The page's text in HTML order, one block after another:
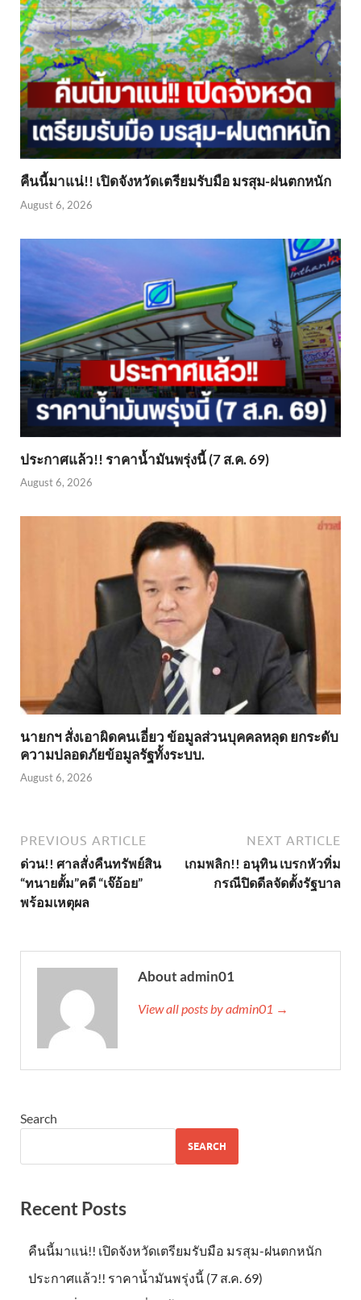
คืนนี้มาแน่!! เปิดจังหวัดเตรียมรับมือ มรสุม-ฝนตกหนัก
August 6, 2026
ประกาศแล้ว!! ราคาน้ำมันพรุ่งนี้ (7 ส.ค. 69)
August 6, 2026
นายกฯ สั่งเอาผิดคนเอี่ยว ข้อมูลส่วนบุคคลหลุด ยกระดับ
ความปลอดภัยข้อมูลรัฐทั้งระบบ.
August 6, 2026
PREVIOUS ARTICLE
ด่วน!! ศาลสั่งคืนทรัพย์สิน
“ทนายตั้ม”คดี “เจ๊อ้อย”
พร้อมเหตุผล
NEXT ARTICLE
เกมพลิก!! อนุทิน เบรกหัวทิ่ม
กรณีปิดดีลจัดตั้งรัฐบาล
About admin01
View all posts by admin01 →
Search
SEARCH
Recent Posts
คืนนี้มาแน่!! เปิดจังหวัดเตรียมรับมือ มรสุม-ฝนตกหนัก
ประกาศแล้ว!! ราคาน้ำมันพรุ่งนี้ (7 ส.ค. 69)